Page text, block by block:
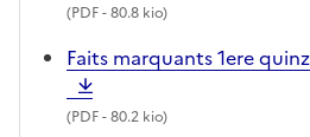
(PDF- 80.8 kio)
Faits marquants 1ere
(PDF- 80.2 kio)